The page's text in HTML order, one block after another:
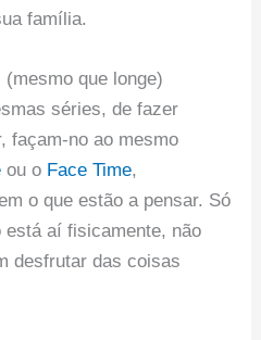
família.
que longe)
séries, de fazer
façam-no ao mesmo
ou o Face Time,
o que estão a pensar. Só
está aí fisicamente, não
desfrutar das coisas